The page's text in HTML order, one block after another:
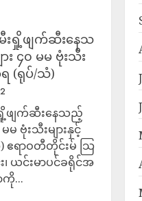
းရှို့ဖျက်ဆီးနေသ
၄၀ မမ ဗုံးသီး
(ရုပ်/သံ)
ရှို့ဖျက်ဆီးနေသည့်
ဗုံးသီးများနှင့်
ရာဝတီတိုင်းမ် သြ
ယင်းမာပင်ခရိုင်အ
ကို...